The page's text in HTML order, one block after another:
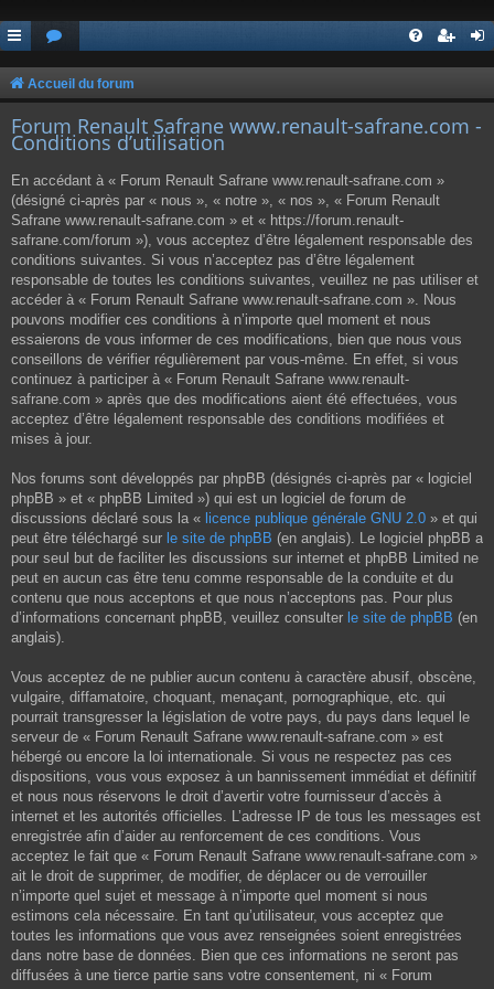
Accueil du forum
Forum Renault Safrane www.renault-safrane.com -
Conditions d’utilisation
En accédant à « Forum Renault Safrane www.renault-safrane.com »
(désigné ci-après par « nous », « notre », « nos », « Forum Renault
Safrane www.renault-safrane.com » et « https://forum.renault-
safrane.com/forum »), vous acceptez d’être légalement responsable des
conditions suivantes. Si vous n’acceptez pas d’être légalement
responsable de toutes les conditions suivantes, veuillez ne pas utiliser et
accéder à « Forum Renault Safrane www.renault-safrane.com ». Nous
pouvons modifier ces conditions à n’importe quel moment et nous
essaierons de vous informer de ces modifications, bien que nous vous
conseillons de vérifier régulièrement par vous-même. En effet, si vous
continuez à participer à « Forum Renault Safrane www.renault-
safrane.com » après que des modifications aient été effectuées, vous
acceptez d’être légalement responsable des conditions modifiées et
mises à jour.
Nos forums sont développés par phpBB (désignés ci-après par « logiciel
phpBB » et « phpBB Limited ») qui est un logiciel de forum de
discussions déclaré sous la « licence publique générale GNU 2.0 » et qui
peut être téléchargé sur le site de phpBB (en anglais). Le logiciel phpBB a
pour seul but de faciliter les discussions sur internet et phpBB Limited ne
peut en aucun cas être tenu comme responsable de la conduite et du
contenu que nous acceptons et que nous n’acceptons pas. Pour plus
d’informations concernant phpBB, veuillez consulter le site de phpBB (en
anglais).
Vous acceptez de ne publier aucun contenu à caractère abusif, obscène,
vulgaire, diffamatoire, choquant, menaçant, pornographique, etc. qui
pourrait transgresser la législation de votre pays, du pays dans lequel le
serveur de « Forum Renault Safrane www.renault-safrane.com » est
hébergé ou encore la loi internationale. Si vous ne respectez pas ces
dispositions, vous vous exposez à un bannissement immédiat et définitif
et nous nous réservons le droit d’avertir votre fournisseur d’accès à
internet et les autorités officielles. L’adresse IP de tous les messages est
enregistrée afin d’aider au renforcement de ces conditions. Vous
acceptez le fait que « Forum Renault Safrane www.renault-safrane.com »
ait le droit de supprimer, de modifier, de déplacer ou de verrouiller
n’importe quel sujet et message à n’importe quel moment si nous
estimons cela nécessaire. En tant qu’utilisateur, vous acceptez que
toutes les informations que vous avez renseignées soient enregistrées
dans notre base de données. Bien que ces informations ne seront pas
diffusées à une tierce partie sans votre consentement, ni « Forum